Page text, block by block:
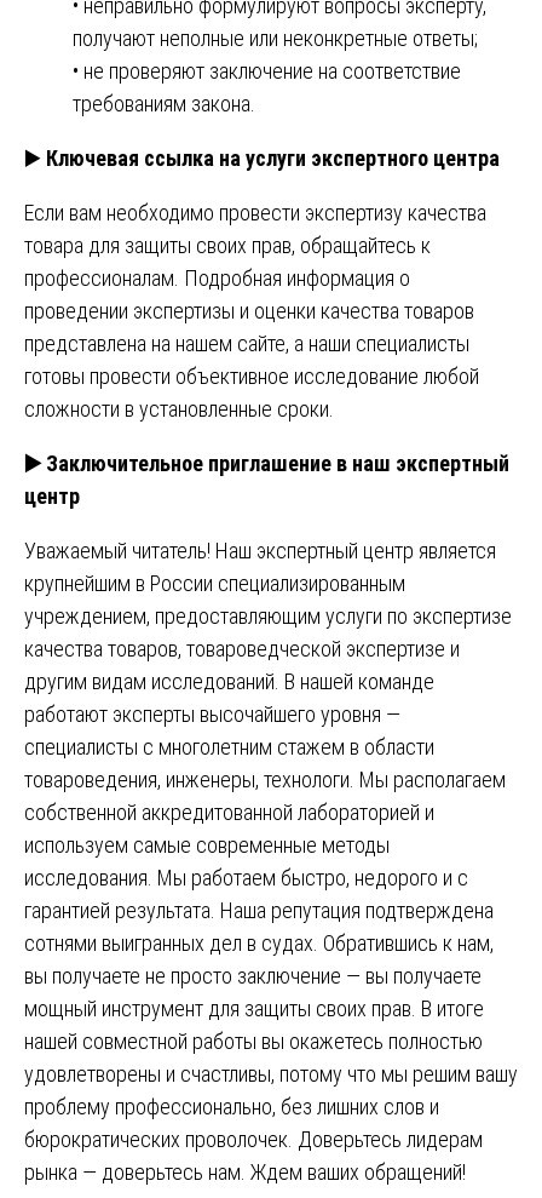
• неправильно формулируют вопросы эксперту,
получают неполные или неконкретные ответы;
• не проверяют заключение на соответствие
требованиям закона.
▶️ Ключевая ссылка на услуги экспертного центра
Если вам необходимо провести экспертизу качества
товара для защиты своих прав, обращайтесь к
профессионалам. Подробная информация о
проведении экспертизы и оценки качества товаров
представлена на нашем сайте, а наши специалисты
готовы провести объективное исследование любой
сложности в установленные сроки.
▶️Заключительное приглашение в наш экспертный
центр
Уважаемый читатель! Наш экспертный центр является
крупнейшим в России специализированным
учреждением, предоставляющим услуги по экспертизе
качества товаров, товароведческой экспертизе и
другим видам исследований. В нашей команде
работают эксперты высочайшего уровня —
специалисты с многолетним стажем в области
товароведения, инженеры, технологи. Мы располагаем
собственной аккредитованной лабораторией и
используем самые современные методы
исследования. Мы работаем быстро, недорого и с
гарантией результата. Наша репутация подтверждена
сотнями выигранных дел в судах. Обратившись к нам,
вы получаете не просто заключение — вы получаете
мощный инструмент для защиты своих прав. В итоге
нашей совместной работы вы окажетесь полностью
удовлетворены и счастливы, потому что мы решим вашу
проблему профессионально, без лишних слов и
бюрократических проволочек. Доверьтесь лидерам
рынка — доверьтесь нам. Ждем ваших обращений!